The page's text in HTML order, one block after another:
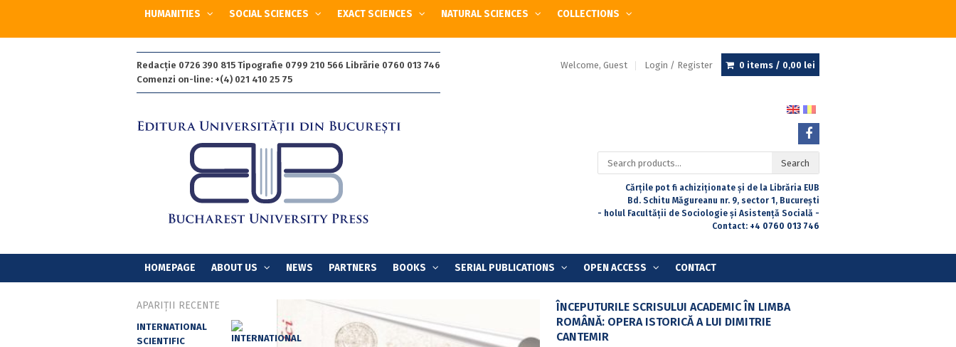
HUMANITIES SOCIAL SCIENCES EXACT SCIENCES NATURAL SCIENCES COLLECTIONS
Redacție 0726 390 815 Tipografie 0799 210 566 Librărie 0760 013 746
Comenzi on-line: +(4) 021 410 25 75
Welcome, Guest Login / Register 0 items / 0,00 lei
Search
for:
Search
Cărțile pot fi achiziționate și de la Librăria EUB
Bd. Schitu Măgureanu nr. 9, sector 1, București
- holul Facultății de Sociologie și Asistență Socială -
Contact: +4 0760 013 746
HOMEPAGE ABOUT US NEWS PARTNERS BOOKS SERIAL PUBLICATIONS OPEN ACCESS CONTACT
ÎNCEPUTURILE SCRISULUI ACADEMIC ÎN LIMBA
ROMÂNĂ: OPERA ISTORICĂ A LUI DIMITRIE
CANTEMIR
APARIȚII RECENTE
INTERNATIONAL
SCIENTIFIC